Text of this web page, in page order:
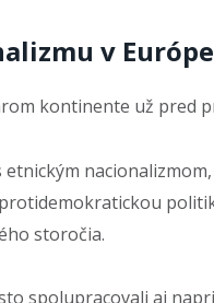
v Európe
kontinente už pred
storočia.
spolupracovali aj